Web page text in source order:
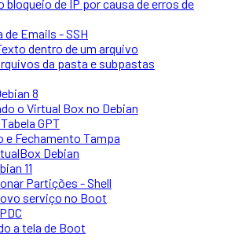
bloqueio de IP por causa de erros de
de Emails - SSH
dentro de um arquivo
da pasta e subpastas
8
o Virtual Box no Debian
GPT
e Fechamento Tampa
Debian
11
Partições - Shell
serviço no Boot
a tela de Boot